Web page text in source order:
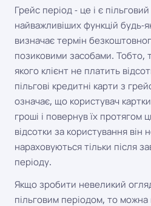
Грейс період - це і є
найважливіших функцій будь-
визначає термін
позиковими засобами. Тобто,
якого клієнт не платить
пільгові кредитні карти з
означає, що користувач
гроші і повернув їх протягом
відсотки за користування він
нараховуються тільки після
періоду.
Якщо зробити невеликий
пільговим періодом, то